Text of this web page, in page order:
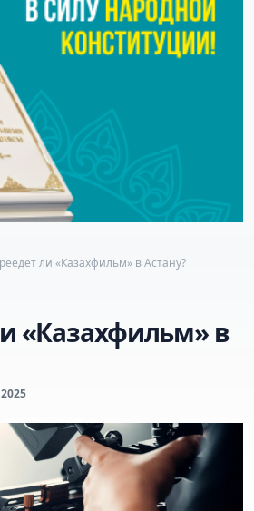
ли «Казахфильм» в Астану?
«Казахфильм» в